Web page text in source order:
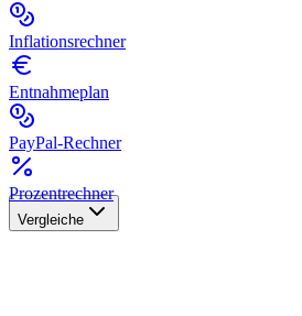
Inflationsrechner
Entnahmeplan
PayPal-Rechner
Prozentrechner
Vergleiche